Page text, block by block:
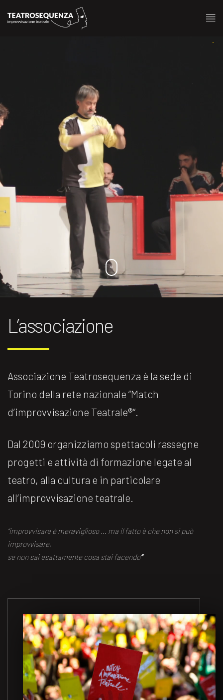
L’associazione
Associazione Teatrosequenza è la sede di
Torino della rete nazionale ”Match
d’improvvisazione Teatrale®️“.
Dal 2009 organizziamo spettacoli rassegne
progetti e attività di formazione legate al
teatro, alla cultura e in particolare
all’improvvisazione teatrale.
“improvvisare è meraviglioso … ma il fatto è che non si può
improvvisare,
se non sai esattamente cosa stai facendo“